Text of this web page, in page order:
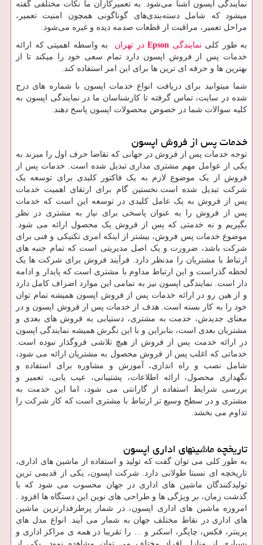
نمایندگی اپسون آشنا می‌شود. به تعمیرکاران ما نکات مختلفی گفته
میشود که شامل دسته‌بندی‌های گوناگونی همچون امنیت تعمیر،
مراحل تعمیر، مراقبت از قطعات صدمه دیده و غیره می‌شود.
به طور کلی نمایندگی Epson در تهران
به واسطه اهمیتی که ارائه
خدمات پس از فروش اپسون دارد تمام سعی خود را میکند تا از
بهترین ها و حرفه ای ترین ها برای این امر استفاده کند.
شما میتوانید برای دریافت انواع خدمات اپسون با شماره های درج
شده در سایت، تماس گرفته تا کارشناسان ما در نمایندگی اپسون به
کلیه سوالات شما در خصوص محصولات اپسون پاسخ دهند.
خدمات پس از فروش اپسون
توجه خدمات پس از فروش در جهانی که تقاضا حرف اول را میزند به
یکی از عوامل مهم مشتری مداری تبدیل شده است. خدمات پس از
فروش از یک موضوع لازم به یک فاکتور کلیدی برای توسعه یک
شرکت تبدیل شده است.نخستین گام برای ارتقای اهمیت خدمات
پس از فروش به یک عامل کلیدی در توسعه این است که خدمات
پس از فروش را به عنوان پاسخی برای نیاز به مشتری در نظر
بگیریم و نه خدمتی که پس از فروش یک محصول ارائه می شود.
موضوع خدمات پس فروش، بیشتر از اینکه امری تکنیکی و فنی برای
شرکت باشد، ضرورت و یک اصل مدیریتی است که تمام جنبه های
ارتباط با مشتریان را مدنظر دارد. فرآیند فروش برای شرکت ها یک
لحظه گذراست و این ارتباط مداوم با مشتری است که پایدار و ادامه
دار است. نمایندگی اپسون نیز به تمامی این موارد اضراف کامل دارد
و از هین رو در ارائه خدمات پس از فروش اپسون همیشه تمام توان
خود را به کار بسته است. هدف از خدمات پس از فروش اپسون و در
معنای جدیدش، خدمت به مشتری، دستیابی به فروش های بعدی و
مشتریان بعدی است، بنابراین و با این نگرش همیشه نمایندگی اپسون
در ارائه خدمت پس از فروش از هیچ تلاشی فروگذار نبوده است.
خدماتی که اغلب پس از فروش محصول به مشتریان ارائه می شود،
شامل نصب و راه اندازی، آموزش و مشاوره برای استفاده و
نگهداری محصول، ارائه اطلاعات، پشتیبانی، عیب یابی، تعمیر و
بررسی شرایط استفاده از گارانتی می شود، اما این خدمت به
مشتری و در سطح وسیع تر ارتباط با مشتری است که کار شرکت را
تداوم می بخشد.
تاریخچه ماشینهای اداری اپسون
به طور کلی می توان گفت که تولید و استفاده از ماشین های اداری،
تاریخچه ای نسبتا طولانی دارد. شرکت اپسون، یکی از قدیمی ترین
تولیدکنندگان ماشین های اداری در جهان محسوب می شود که با
گذشت زمان، بر ویژگی ها و طراحی های نوین این دستگاه ها افزود .
امروزه ماشین های اداری اپسون، در شمار پرطرفدارترین ماشین
های اداری در نقاط مختلف جهان به شمار می آیند. انواع مدل های
پرینتر، فکس، چاپگر، اسکنر و … را تقریبا در همه ی مراکز اداری و
بسیاری از منازل افراد مختلف می توان مشاهده نمود. یکی از